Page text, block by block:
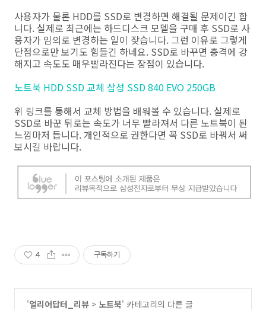
사용자가 물론 HDD를 SSD로 변경하면 해결될 문제이긴 합
니다. 실제로 최근에는 하드디스크 모델을 구매 후 SSD로 사
용자가 임의로 변경하는 일이 잦습니다. 그런 이유로 그렇게
단점으로만 보기도 힘들긴 하네요. SSD로 바꾸면 충격에 강
해지고 속도도 매우빨라진다는 장점이 있습니다.
노트북 HDD SSD 교체 삼성 SSD 840 EVO 250GB
위 링크를 통해서 교체 방법을 배워볼 수 있습니다. 실제로
SSD로 바꾼 뒤로는 속도가 너무 빨라져서 다른 노트북이 된
느낌마저 듭니다. 개인적으로 권한다면 꼭 SSD로 바꿔서 써
보시길 바랍니다.
4 구독하기
'얼리어답터_리뷰 > 노트북' 카테고리의 다른 글